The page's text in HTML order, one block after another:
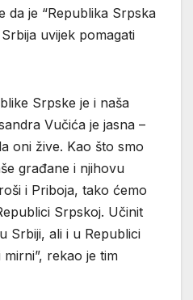
da je “Republika Srpska
uvijek pomagati
Srpske je i naša
Vučića je jasna –
oni žive. Kao što smo
građane i njihovu
i Priboja, tako ćemo
Srpskoj. Učinit
Srbiji, ali i u Republici
rekao je tim